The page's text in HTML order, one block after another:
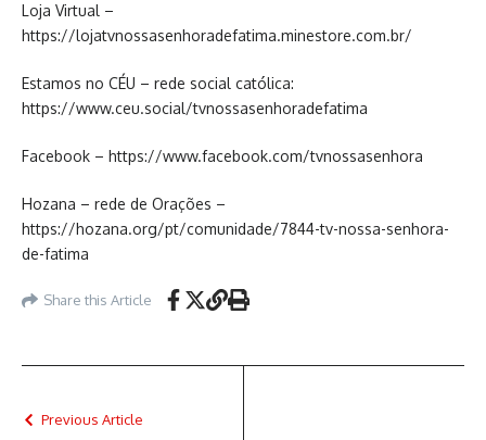
Loja Virtual –
https://lojatvnossasenhoradefatima.minestore.com.br/
Estamos no CÉU – rede social católica:
https://www.ceu.social/tvnossasenhoradefatima
Facebook – https://www.facebook.com/tvnossasenhora
Hozana – rede de Orações –
https://hozana.org/pt/comunidade/7844-tv-nossa-senhora-
de-fatima
Share this Article
Previous Article